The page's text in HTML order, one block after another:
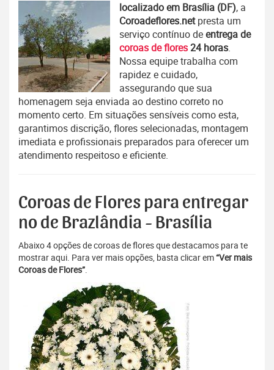
localizado em Brasília (DF), a
Coroadeflores.netpresta um
serviço contínuo deentrega de
coroas de flores24 horas.
Nossa equipe trabalha com
rapidez e cuidado,
assegurando que sua
homenagem seja enviada ao destino correto no
momento certo. Em situações sensíveis como esta,
garantimos discrição, flores selecionadas, montagem
imediata e profissionais preparados para oferecer um
atendimento respeitoso e eficiente.
Coroas de Flores para entregar
no de Brazlândia - Brasília
Abaixo 4 opções de coroas de flores que destacamos para te
mostrar aqui. Para ver mais opções, basta clicar em“Ver mais
Coroas de Flores”.